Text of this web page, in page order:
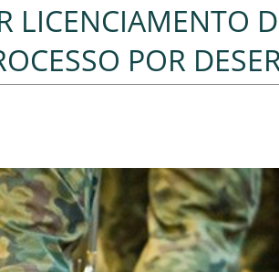
LICENCIAMENTO
POR